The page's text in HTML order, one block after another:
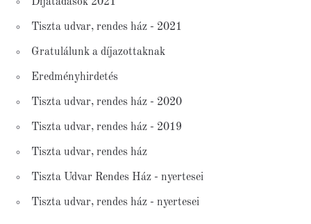
Tiszta udvar, rendes ház - 2021
Gratulálunk a díjazottaknak
Eredményhirdetés
Tiszta udvar, rendes ház - 2020
Tiszta udvar, rendes ház - 2019
Tiszta udvar, rendes ház
Tiszta Udvar Rendes Ház - nyertesei
Tiszta udvar, rendes ház - nyertesei